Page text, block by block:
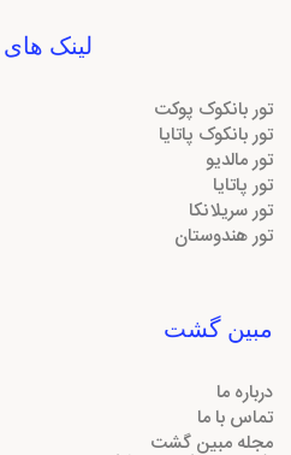
لینک
تور بانکوک پوکت
تور بانکوک پاتایا
تور مالدیو
تور پاتایا
تور سریلانکا
تور هندوستان
مبین گشت
درباره ما
تماس با ما
مجله مبین گشت